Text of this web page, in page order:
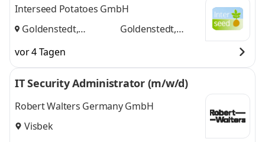
Interseed Potatoes GmbH
Goldenstedt,
Goldenstedt,
vor 4 Tagen
IT Security Administrator (m/w/d)
Robert Walters Germany GmbH
Visbek